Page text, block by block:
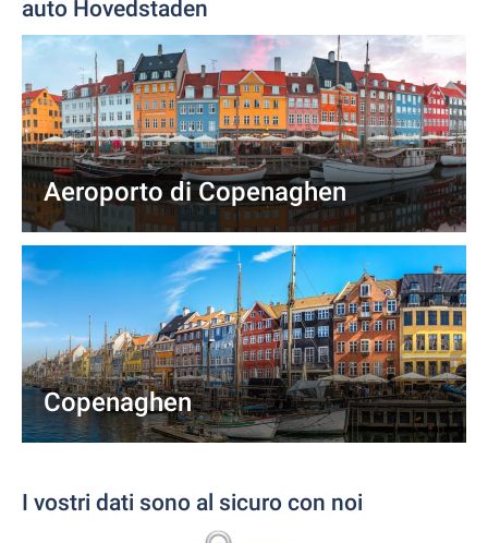
auto Hovedstaden
Aeroporto di Copenaghen
Copenaghen
I vostri dati sono al sicuro con noi